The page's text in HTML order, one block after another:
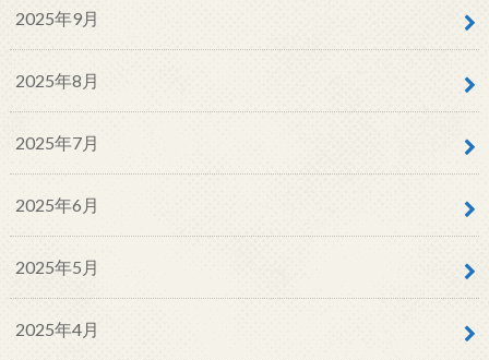
2025年9月
2025年8月
2025年7月
2025年6月
2025年5月
2025年4月